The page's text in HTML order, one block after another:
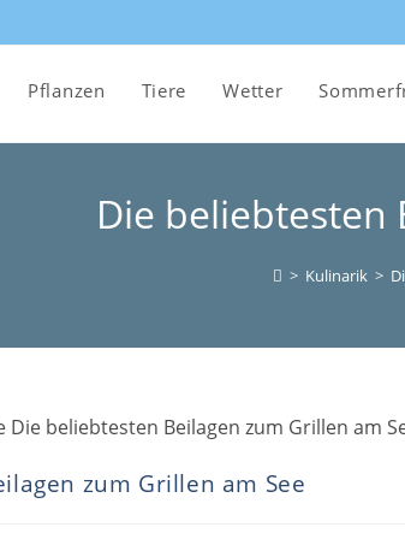
Pflanzen Tiere Wetter
Die beliebtesten
> Kulinarik >
zum Grillen am See